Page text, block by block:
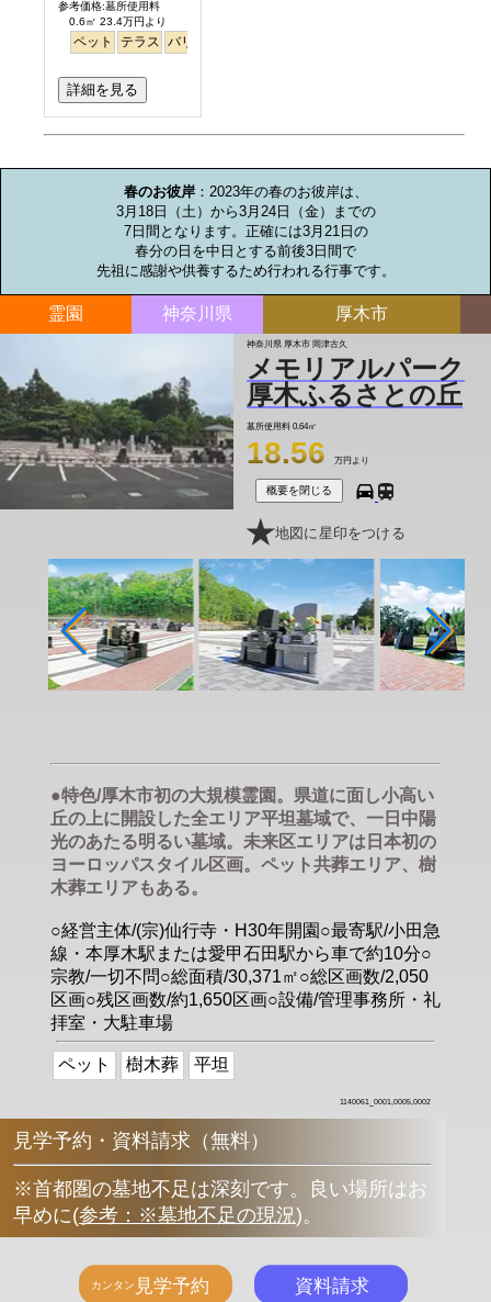
参考価格:墓所使用料
0.6㎡ 23.4万円より
ペット テラス バリアフリー
詳細を見る
春のお彼岸：2023年の春のお彼岸は、
3月18日（土）から3月24日（金）までの
7日間となります。正確には3月21日の
春分の日を中日とする前後3日間で
先祖に感謝や供養するため行われる行事です。
霊園 神奈川県 厚木市
神奈川県 厚木市 岡津古久
メモリアルパーク
厚木ふるさとの丘
墓所使用料 0.64㎡
18.56 万円より
概要を閉じる
地図に星印をつける
●特色/厚木市初の大規模霊園。県道に面し小高い
丘の上に開設した全エリア平坦墓域で、一日中陽
光のあたる明るい墓域。未来区エリアは日本初の
ヨーロッパスタイル区画。ペット共葬エリア、樹
木葬エリアもある。
○経営主体/(宗)仙行寺・H30年開園○最寄駅/小田急
線・本厚木駅または愛甲石田駅から車で約10分○
宗教/一切不問○総面積/30,371㎡○総区画数/2,050
区画○残区画数/約1,650区画○設備/管理事務所・礼
拝室・大駐車場
ペット 樹木葬 平坦
1140061_0001,0005,0002
見学予約・資料請求（無料）
※首都圏の墓地不足は深刻です。良い場所はお
早めに(参考：※墓地不足の現況)。